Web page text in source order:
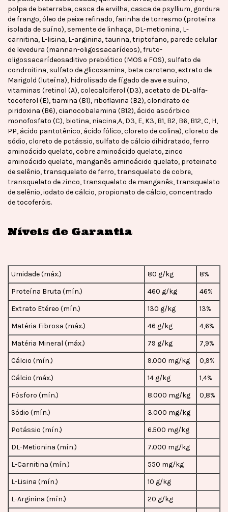
polpa de beterraba, casca de ervilha, casca de psyllium, gordura
de frango, óleo de peixe refinado, farinha de torresmo (proteína
isolada de suíno), semente de linhaça, DL-metionina, L-
carnitina, L-lisina, L-arginina, taurina, triptofano, parede celular
de levedura (mannan-oligossacarídeos), fruto-
oligossacarídeosaditivo prebiótico (MOS e FOS), sulfato de
condroitina, sulfato de glicosamina, beta caroteno, extrato de
Marigold (luteína), hidrolisado de fígado de ave e suíno,
vitaminas (retinol (A), colecalciferol (D3), acetato de DL-alfa-
tocoferol (E), tiamina (B1), riboflavina (B2), cloridrato de
piridoxina (B6), cianocobalamina (B12), ácido ascórbico
monofosfato (C), biotina, niacina,A, D3, E, K3, B1, B2, B6, B12, C, H,
PP, ácido pantotênico, ácido fólico, cloreto de colina), cloreto de
sódio, cloreto de potássio, sulfato de cálcio dihidratado, ferro
aminoácido quelato, cobre aminoácido quelato, zinco
aminoácido quelato, manganês aminoácido quelato, proteinato
de selênio, transquelato de ferro, transquelato de cobre,
transquelato de zinco, transquelato de manganês, transquelato
de selênio, iodato de cálcio, propionato de cálcio, concentrado
de tocoferóis.
Níveis de Garantia
Umidade (máx.) 80 g/kg
8%
Proteína Bruta (mín.)
460 g/kg
46%
Extrato Etéreo (mín.)
130 g/kg
13%
Matéria Fibrosa (máx.)
46 g/kg
4,6%
Matéria Mineral (máx.)
79 g/kg
7,9%
Cálcio (mín.)
9.000 mg/kg
0,9%
Cálcio (máx.)
14 g/kg
1,4%
Fósforo (mín.)
8.000 mg/kg
0,8%
Sódio (mín.)
3.000 mg/kg
Potássio (mín.)
6.500 mg/kg
DL-Metionina (mín.)
7.000 mg/kg
L-Carnitina (mín.)
550 mg/kg
L-Lisina (mín.)
10 g/kg
L-Arginina (mín.)
20 g/kg